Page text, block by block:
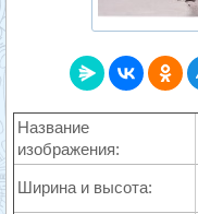
Название
изображения:
Ширина и высота: